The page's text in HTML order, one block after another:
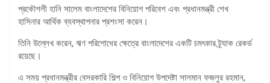
প্রকৌশলী হানি সালেম বাংলাদেশের বিনিয়োগ পরিবেশ এবং প্রধানমন্ত্রী শেখ
হাসিনার আর্থিক ব্যবস্থাপনার প্রশংসা করেন।
তিনি উল্লেখ করেন, ঋণ পরিশোধের ক্ষেত্রে বাংলাদেশের একটি চমৎকার ট্র্যাক রেকর্ড
রয়েছে।
এ সময় প্রধানমন্ত্রীর বেসরকারি শিল্প ও বিনিয়োগ উপদেষ্টা সালমান ফজলুর রহমান,